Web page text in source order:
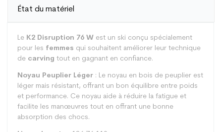
État du matériel
Le K2 Disruption 76 W est un ski conçu spécialement
pour les femmes qui souhaitent améliorer leur technique
de carving tout en gagnant en confiance.
Noyau Peuplier Léger : Le noyau en bois de peuplier est
léger mais résistant, offrant un bon équilibre entre poids
et performance. Ce noyau aide à réduire la fatigue et
facilite les manœuvres tout en offrant une bonne
absorption des chocs.